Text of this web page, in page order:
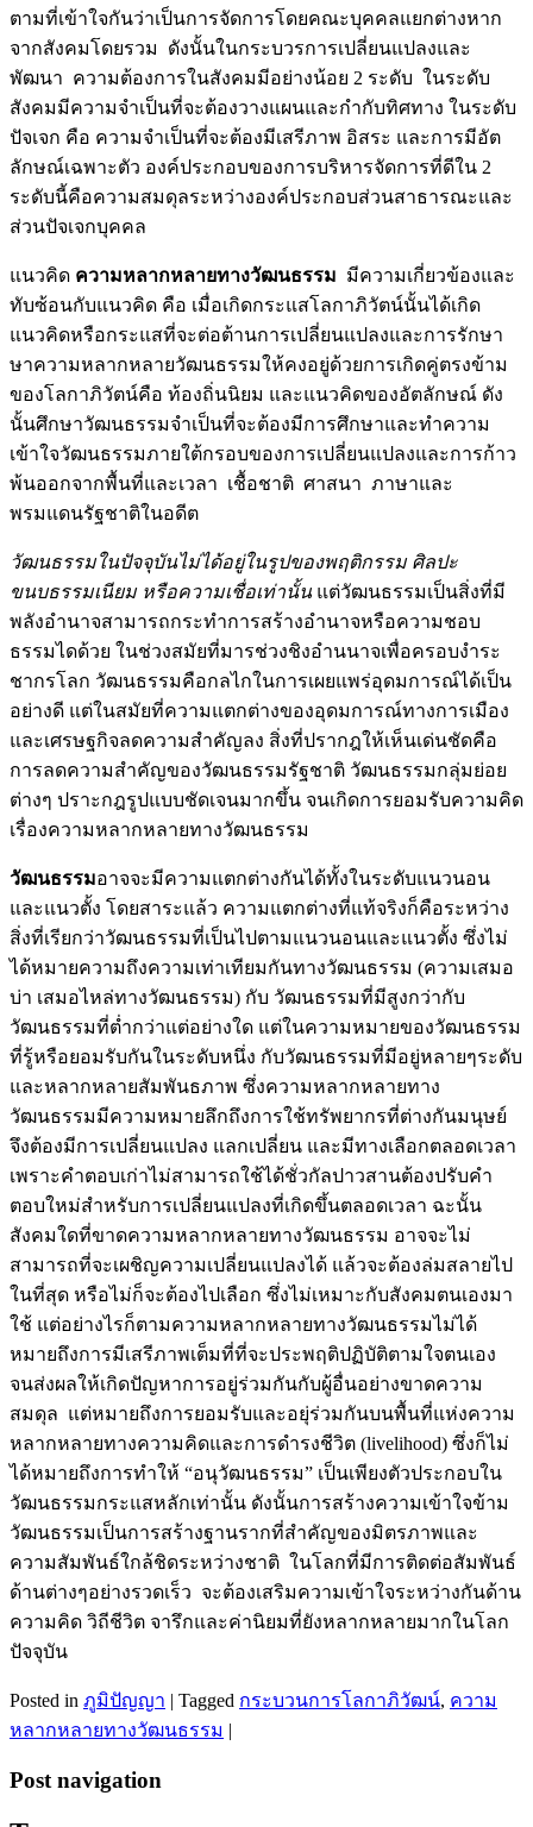
ตามที่เข้าใจกันว่าเป็นการจัดการโดยคณะบุคคลแยกต่างหาก
จากสังคมโดยรวม ดังนั้นในกระบวรการเปลี่ยนแปลงและ
พัฒนา ความต้องการในสังคมมีอย่างน้อย 2 ระดับ ในระดับ
สังคมมีความจำเป็นที่จะต้องวางแผนและกำกับทิศทาง ในระดับ
ปัจเจก คือ ความจำเป็นที่จะต้องมีเสรีภาพ อิสระ และการมีอัต
ลักษณ์เฉพาะตัว องค์ประกอบของการบริหารจัดการที่ดีใน 2
ระดับนี้คือความสมดุลระหว่างองค์ประกอบส่วนสาธารณะและ
ส่วนปัจเจกบุคคล
แนวคิด ความหลากหลายทางวัฒนธรรม มีความเกี่ยวข้องและ
ทับซ้อนกับแนวคิด คือ เมื่อเกิดกระแสโลกาภิวัตน์นั้นได้เกิด
แนวคิดหรือกระแสที่จะต่อต้านการเปลี่ยนแปลงและการรักษา
ษาความหลากหลายวัฒนธรรมให้คงอยู่ด้วยการเกิดคู่ตรงข้าม
ของโลกาภิวัตน์คือ ท้องถิ่นนิยม และแนวคิดของอัตลักษณ์ ดัง
นั้นศึกษาวัฒนธรรมจำเป็นที่จะต้องมีการศึกษาและทำความ
เข้าใจวัฒนธรรมภายใต้กรอบของการเปลี่ยนแปลงและการก้าว
พ้นออกจากพื้นที่และเวลา เชื้อชาติ ศาสนา ภาษาและ
พรมแดนรัฐชาติในอดีต
วัฒนธรรมในปัจจุบันไม่ได้อยู่ในรูปของพฤติกรรม ศิลปะ
ขนบธรรมเนียม หรือความเชื่อเท่านั้น แต่วัฒนธรรมเป็นสิ่งที่มี
พลังอำนาจสามารถกระทำการสร้างอำนาจหรือความชอบ
ธรรมไดด้วย ในช่วงสมัยที่มารช่วงชิงอำนนาจเพื่อครอบงำระ
ชากรโลก วัฒนธรรมคือกลไกในการเผยแพร่อุดมการณ์ได้เป็น
อย่างดี แต่ในสมัยที่ความแตกต่างของอุดมการณ์ทางการเมือง
และเศรษฐกิจลดความสำคัญลง สิ่งที่ปรากฎให้เห็นเด่นชัดคือ
การลดความสำคัญของวัฒนธรรมรัฐชาติ วัฒนธรรมกลุ่มย่อย
ต่างๆ ปราะกฎรูปแบบชัดเจนมากขึ้น จนเกิดการยอมรับความคิด
เรื่องความหลากหลายทางวัฒนธรรม
วัฒนธรรมอาจจะมีความแตกต่างกันได้ทั้งในระดับแนวนอน
และแนวตั้ง โดยสาระแล้ว ความแตกต่างที่แท้จริงก็คือระหว่าง
สิ่งที่เรียกว่าวัฒนธรรมที่เป็นไปตามแนวนอนและแนวตั้ง ซึ่งไม่
ได้หมายความถึงความเท่าเทียมกันทางวัฒนธรรม (ความเสมอ
บ่า เสมอไหล่ทางวัฒนธรรม) กับ วัฒนธรรมที่มีสูงกว่ากับ
วัฒนธรรมที่ต่ำกว่าแต่อย่างใด แต่ในความหมายของวัฒนธรรม
ที่รู้หรือยอมรับกันในระดับหนึ่ง กับวัฒนธรรมที่มีอยู่หลายๆระดับ
และหลากหลายสัมพันธภาพ ซึ่งความหลากหลายทาง
วัฒนธรรมมีความหมายลึกถึงการใช้ทรัพยากรที่ต่างกันมนุษย์
จึงต้องมีการเปลี่ยนแปลง แลกเปลี่ยน และมีทางเลือกตลอดเวลา
เพราะคำตอบเก่าไม่สามารถใช้ได้ชั่วกัลปาวสานต้องปรับคำ
ตอบใหม่สำหรับการเปลี่ยนแปลงที่เกิดขึ้นตลอดเวลา ฉะนั้น
สังคมใดที่ขาดความหลากหลายทางวัฒนธรรม อาจจะไม่
สามารถที่จะเผชิญความเปลี่ยนแปลงได้ แล้วจะต้องล่มสลายไป
ในที่สุด หรือไม่ก็จะต้องไปเลือก ซึ่งไม่เหมาะกับสังคมตนเองมา
ใช้ แต่อย่างไรก็ตามความหลากหลายทางวัฒนธรรมไม่ได้
หมายถึงการมีเสรีภาพเต็มที่ที่จะประพฤติปฏิบัติตามใจตนเอง
จนส่งผลให้เกิดปัญหาการอยู่ร่วมกันกับผู้อื่นอย่างขาดความ
สมดุล แต่หมายถึงการยอมรับและอยุ่ร่วมกันบนพื้นที่แห่งความ
หลากหลายทางความคิดและการดำรงชีวิต (livelihood) ซึ่งก็ไม่
ได้หมายถึงการทำให้ “อนุวัฒนธรรม” เป็นเพียงตัวประกอบใน
วัฒนธรรมกระแสหลักเท่านั้น ดังนั้นการสร้างความเข้าใจข้าม
วัฒนธรรมเป็นการสร้างฐานรากที่สำคัญของมิตรภาพและ
ความสัมพันธ์ใกล้ชิดระหว่างชาติ ในโลกที่มีการติดต่อสัมพันธ์
ด้านต่างๆอย่างรวดเร็ว จะต้องเสริมความเข้าใจระหว่างกันด้าน
ความคิด วิถีชีวิต จารึกและค่านิยมที่ยังหลากหลายมากในโลก
ปัจจุบัน
Posted in ภูมิปัญญา | Tagged กระบวนการโลกาภิวัฒน์, ความ
หลากหลายทางวัฒนธรรม |
Post navigation